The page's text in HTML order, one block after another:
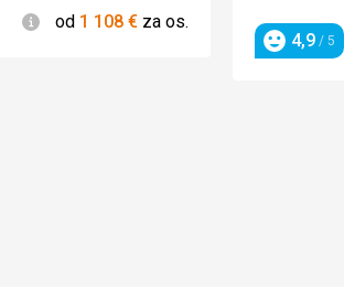
Informácie
od 1 108 € za os.
4,9 / 5